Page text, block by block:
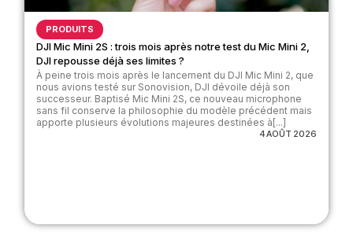
PRODUITS
DJI Mic Mini 2S : trois mois après notre test du Mic Mini 2,
DJI repousse déjà ses limites ?
À peine trois mois après le lancement du DJI Mic Mini 2, que
nous avions testé sur Sonovision, DJI dévoile déjà son
successeur. Baptisé Mic Mini 2S, ce nouveau microphone
sans fil conserve la philosophie du modèle précédent mais
apporte plusieurs évolutions majeures destinées à[...]
4 AOÛT 2026